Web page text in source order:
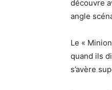
découvre
angle
Le «
quand ils
s’avère